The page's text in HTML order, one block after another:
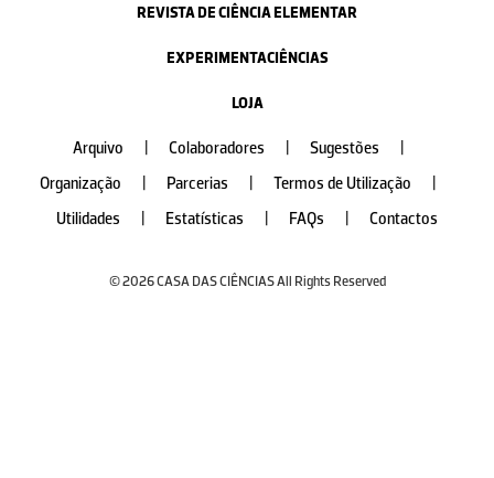
REVISTA DE CIÊNCIA ELEMENTAR
EXPERIMENTACIÊNCIAS
LOJA
Arquivo Colaboradores Sugestões
Organização
Parcerias Termos de Utilização
Utilidades
Estatísticas FAQs Contactos
© 2026 CASA DAS CIÊNCIAS All Rights Reserved